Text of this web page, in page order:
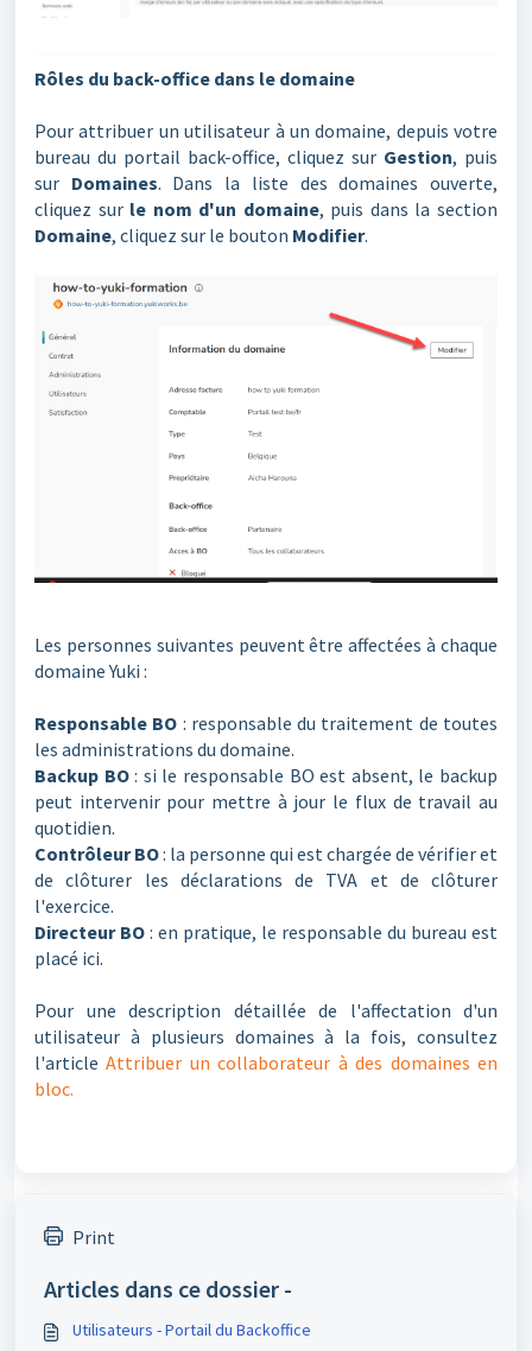
Rôles du back-office dans le domaine
Pour attribuer un utilisateur à un domaine, depuis votre
bureau du portail back-office, cliquez sur Gestion, puis
sur Domaines. Dans la liste des domaines ouverte,
cliquez sur le nom d'un domaine, puis dans la section
Domaine, cliquez sur le bouton Modifier.
Les personnes suivantes peuvent être affectées à chaque
domaine Yuki :
Responsable BO : responsable du traitement de toutes
les administrations du domaine.
Backup BO: si le responsable BO est absent, le backup
peut intervenir pour mettre à jour le flux de travail au
quotidien.
Contrôleur BO: la personne qui est chargée de vérifier et
de clôturer les déclarations de TVA et de clôturer
l'exercice.
Directeur BO : en pratique, le responsable du bureau est
placé ici.
Pour une description détaillée de l'affectation d'un
utilisateur à plusieurs domaines à la fois, consultez
l'article Attribuer un collaborateur à des domaines en
bloc.
Print
Articles dans ce dossier -
Utilisateurs - Portail du Backoffice